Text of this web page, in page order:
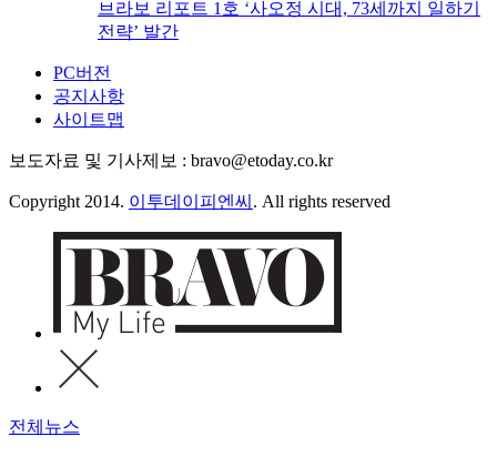
브라보 리포트 1호 ‘사오정 시대, 73세까지 일하기
전략’ 발간
PC버전
공지사항
사이트맵
보도자료 및 기사제보 : bravo@etoday.co.kr
Copyright 2014. 이투데이피엔씨 . All rights reserved
전체뉴스